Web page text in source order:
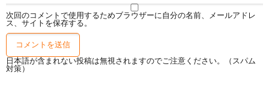
次回のコメントで使用するためブラウザーに自分の名前、メールアドレ
ス、サイトを保存する。
日本語が含まれない投稿は無視されますのでご注意ください。（スパム
対策）